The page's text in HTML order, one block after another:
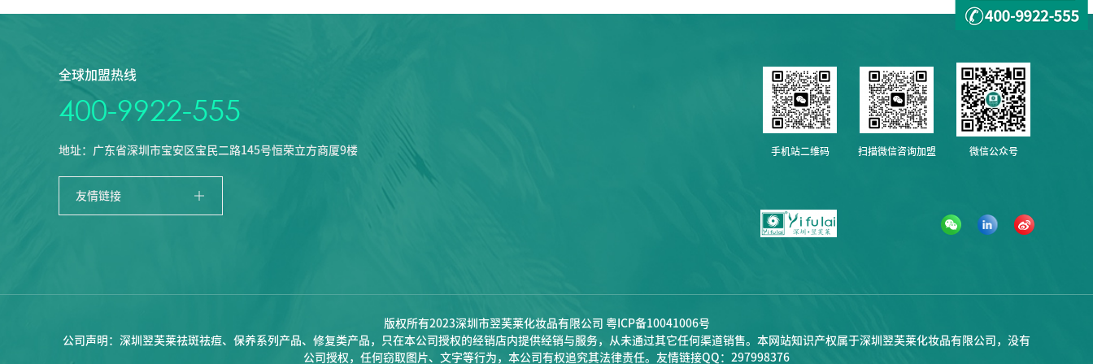
全球加盟热线
400-9922-555
地址：广东省深圳市宝安区宝民二路145号恒荣立方商厦9楼
友情链接 
手机站二维码 扫描微信咨询加盟 微信公众号
版权所有2023深圳市翌芙莱化妆品有限公司 粤ICP备10041006号
公司声明：深圳翌芙莱祛斑祛痘、保养系列产品、修复类产品，只在本公司授权的经销店内提供经销与服务，从未通过其它任何渠道销售。本网站知识产权属于深圳翌芙莱化妆品有限公司，没有
公司授权，任何窃取图片、文字等行为，本公司有权追究其法律责任。友情链接QQ：297998376